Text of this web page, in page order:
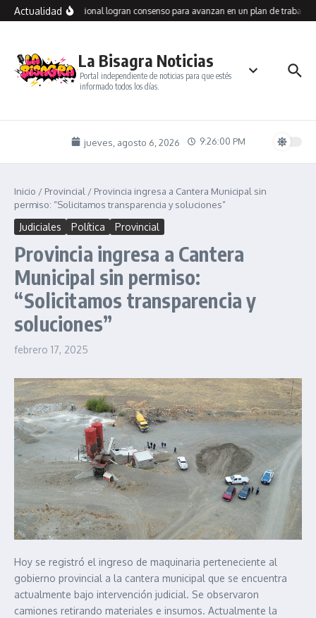
Saltar al contenido
Actualidad
y Vialidad Nacional logran consenso para avanzan en un plan de trabajo
La Bisagra Noticias
Portal independiente de noticias para que estés
informado todos los días.
jueves, agosto 6, 2026 9:26:00 PM
Inicio / Provincial / Provincia ingresa a Cantera Municipal sin
permiso: “Solicitamos transparencia y soluciones”
Judiciales Política Provincial
Provincia ingresa a Cantera
Municipal sin permiso:
“Solicitamos transparencia y
soluciones”
febrero 17, 2025
Hoy se registró el ingreso de maquinaria perteneciente al
gobierno provincial a la cantera municipal que se encuentra
actualmente bajo intervención judicial. Se observaron
camiones retirando materiales e insumos. Actualmente la